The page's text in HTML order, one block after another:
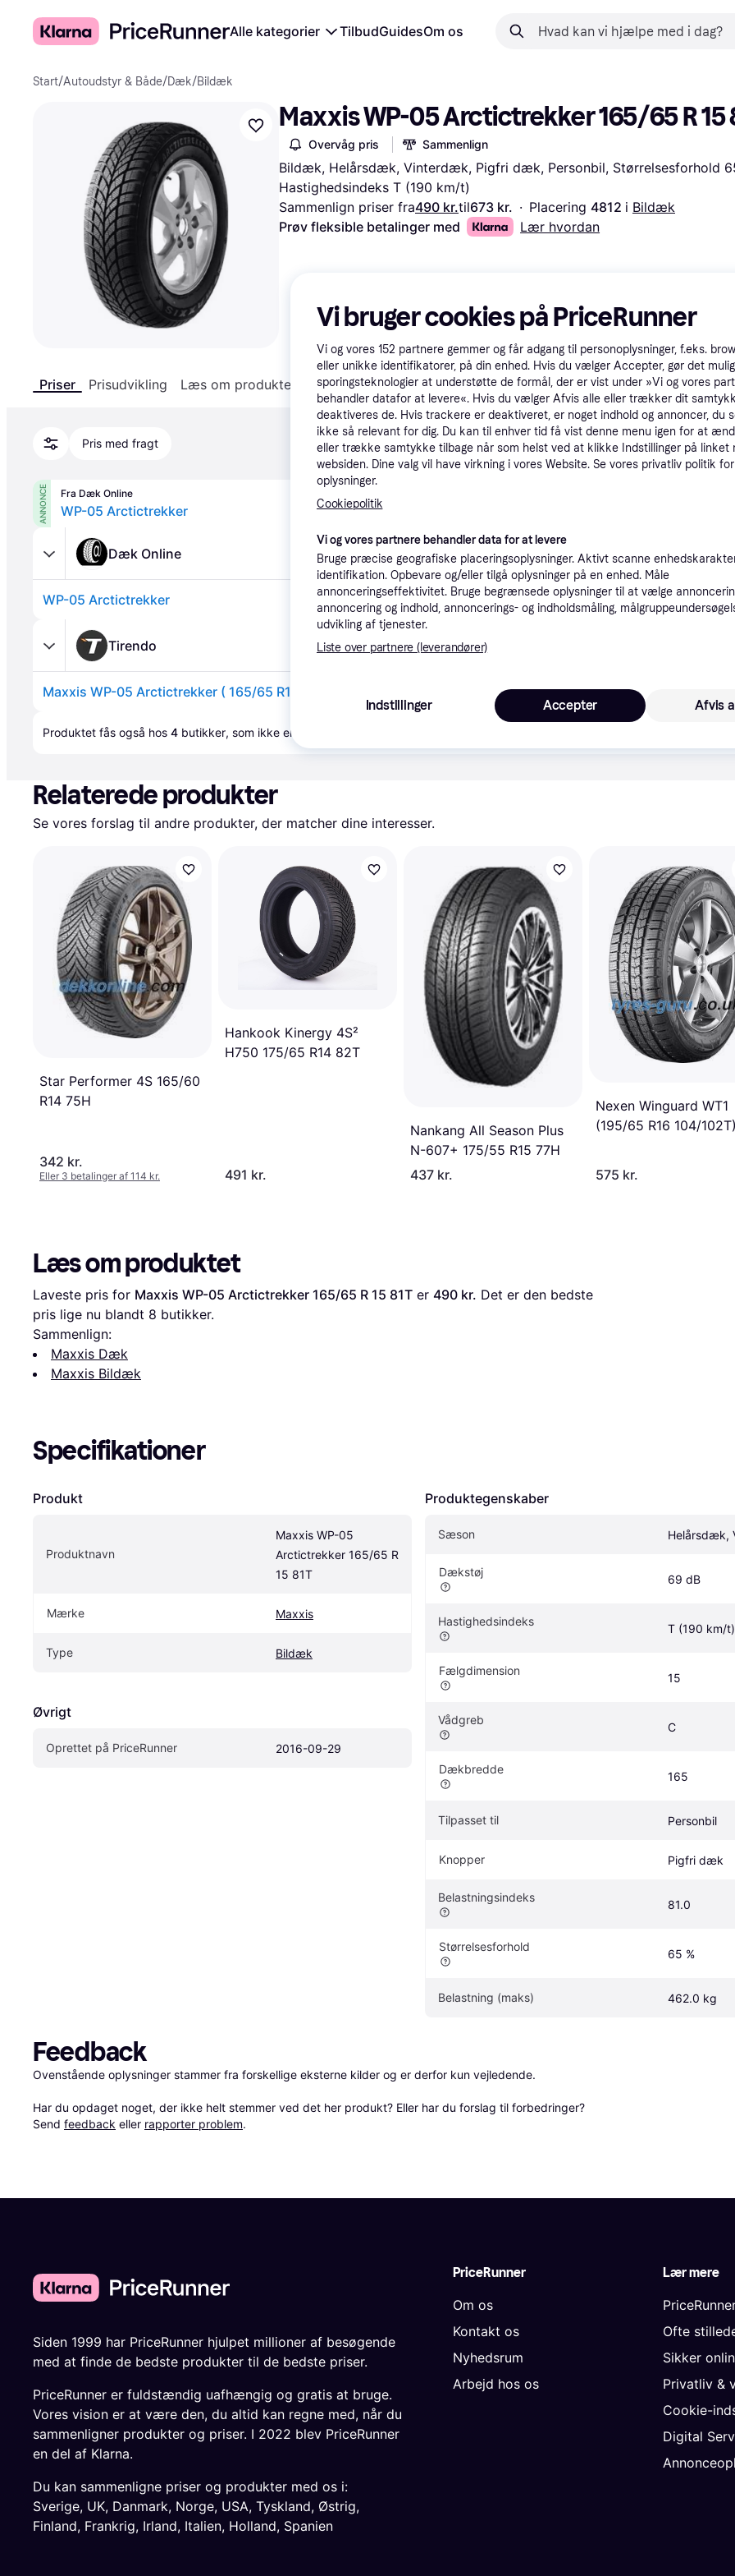
Alle kategorier TilbudGuidesOm os
Start/Autoudstyr & Både/Dæk/Bildæk
Maxxis WP-05 Arctictrekker 165/65 R 15
Overvåg pris Sammenlign
Bildæk, Helårsdæk, Vinterdæk, Pigfri dæk, Personbil, Størrelsesforhold
Hastighedsindeks T (190 km/t)
Sammenlign priser fra490 kr.til673 kr. · Placering 4812 i Bildæk
Prøv fleksible betalinger med
Lær hvordan
Priser Prisudvikling Læs om produktet Specifikationer
Pris med fragt
ANNONCE Fra Dæk Online
WP-05 Arctictrekker
Dæk Online
WP-05 Arctictrekker Laveste pris· Fri fragt
Tirendo
Maxxis WP-05 Arctictrekker ( 165/65 R15 81T ) Laveste pris·Fri fragt
Produktet fås også hos 4 butikker, som ikke er betalende kunde i denne kategori.
Relaterede produkter
Se vores forslag til andre produkter, der matcher dine interesser.
Star Performer 4S 165/60
R14 75H
342 kr.
Eller 3 betalinger af 114 kr.
Hankook Kinergy 4S²
H750 175/65 R14 82T
491 kr.
Nankang All Season Plus
N-607+ 175/55 R15 77H
437 kr.
Nexen Winguard WT1
(195/65 R16 104/102T)
575 kr.
Læs om produktet
Laveste pris for Maxxis WP-05 Arctictrekker 165/65 R 15 81T er 490 kr. Det er den bedste
pris lige nu blandt 8 butikker.
Sammenlign:
Maxxis Dæk
Maxxis Bildæk
Specifikationer
Produkt
Produktnavn
Maxxis WP-05
Arctictrekker 165/65 R
15 81T
Mærke Maxxis
Type Bildæk
Øvrigt
Oprettet på PriceRunner 2016-09-29
Produktegenskaber
Sæson Helårsdæk,
Dækstøj
69 dB
Hastighedsindeks
T (190 km/t)
Fælgdimension
15
Vådgreb
C
Dækbredde
165
Tilpasset til Personbil
Knopper Pigfri dæk
Belastningsindeks
81.0
Størrelsesforhold
65 %
Belastning (maks) 462.0 kg
Feedback
Ovenstående oplysninger stammer fra forskellige eksterne kilder og er derfor kun vejledende.
Har du opdaget noget, der ikke helt stemmer ved det her produkt? Eller har du forslag til forbedringer?
Send feedback eller rapporter problem.
PriceRunner
Om os
Kontakt os
Nyhedsrum
Arbejd hos os
Lær mere
Ofte
Sikker
Privatliv &
Cookie-
Digital
Siden 1999 har PriceRunner hjulpet millioner af besøgende
med at finde de bedste produkter til de bedste priser.
PriceRunner er fuldstændig uafhængig og gratis at bruge.
Vores vision er at være den, du altid kan regne med, når du
sammenligner produkter og priser. I 2022 blev PriceRunner
en del af Klarna.
Du kan sammenligne priser og produkter med os i:
Sverige, UK, Danmark, Norge, USA, Tyskland, Østrig,
Finland, Frankrig, Irland, Italien, Holland, Spanien
Vi bruger cookies på PriceRunner
Vi og vores 152 partnere gemmer og får adgang til personoplysninger, f.eks.
eller unikke identifikatorer, på din enhed. Hvis du vælger Accepter, gør det
sporingsteknologier at understøtte de formål, der er vist under »Vi og vores
behandler datafor at levere«. Hvis du vælger Afvis alle eller trækker dit
deaktiveres de. Hvis trackere er deaktiveret, er noget indhold og annoncer, du
ikke så relevant for dig. Du kan til enhver tid få vist denne menu igen for at
eller trække samtykke tilbage når som helst ved at klikke Indstillinger på linket
websiden. Dine valg vil have virkning i vores Website. Se vores privatliv politik
oplysninger.
Cookiepolitik
Vi og vores partnere behandler data for at levere
Bruge præcise geografiske placeringsoplysninger. Aktivt scanne
identifikation. Opbevare og/eller tilgå oplysninger på en enhed. Måle
annonceringseffektivitet. Bruge begrænsede oplysninger til at vælge
annoncering og indhold, annoncerings- og indholdsmåling,
udvikling af tjenester.
Liste over partnere (leverandører)
Indstillinger Afvis
Accepter